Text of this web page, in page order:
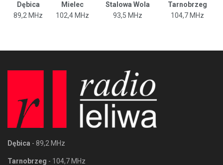
Dębica Mielec Stalowa Wola
Tarnobrzeg
89,2 MHz
102,4 MHz 93,5 MHz 104,7 MHz
Dębica - 89,2 MHz
Tarnobrzeg - 104,7 MHz